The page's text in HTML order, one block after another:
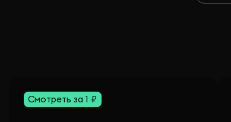
Смотреть за 1 ₽